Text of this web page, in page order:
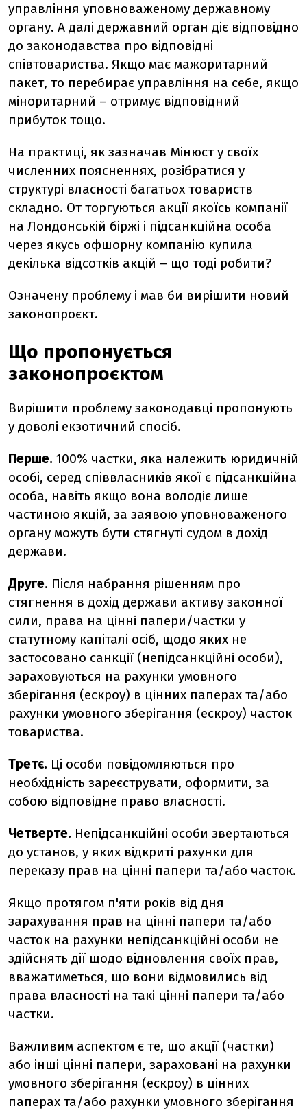
управління уповноваженому державному
органу. А далі державний орган діє відповідно
до законодавства про відповідні
співтовариства. Якщо має мажоритарний
пакет, то перебирає управління на себе, якщо
міноритарний – отримує відповідний
прибуток тощо.
На практиці, як зазначав Мінюст у своїх
численних поясненнях, розібратися у
структурі власності багатьох товариств
складно. От торгуються акції якоїсь компанії
на Лондонській біржі і підсанкційна особа
через якусь офшорну компанію купила
декілька відсотків акцій – що тоді робити?
Означену проблему і мав би вирішити новий
законопроєкт.
Що пропонується
законопроєктом
Вирішити проблему законодавці пропонують
у доволі екзотичний спосіб.
Перше. 100% частки, яка належить юридичній
особі, серед співвласників якої є підсанкційна
особа, навіть якщо вона володіє лише
частиною якцій, за заявою уповноваженого
органу можуть бути стягнуті судом в дохід
держави.
Друге. Після набрання рішенням про
стягнення в дохід держави активу законної
сили, права на цінні папери/частки у
статутному капіталі осіб, щодо яких не
застосовано санкції (непідсанкційні особи),
зараховуються на рахунки умовного
зберігання (ескроу) в цінних паперах та/або
рахунки умовного зберігання (ескроу) часток
товариства.
Третє. Ці особи повідомляються про
необхідність зареєструвати, оформити, за
собою відповідне право власності.
Четверте. Непідсанкційні особи звертаються
до установ, у яких відкриті рахунки для
переказу прав на цінні папери та/або часток.
Якщо протягом п'яти років від дня
зарахування прав на цінні папери та/або
часток на рахунки непідсанкційні особи не
здійснять дії щодо відновлення своїх прав,
вважатиметься, що вони відмовились від
права власності на такі цінні папери та/або
частки.
Важливим аспектом є те, що акції (частки)
або інші цінні папери, зараховані на рахунки
умовного зберігання (ескроу) в цінних
паперах та/або рахунки умовного зберігання